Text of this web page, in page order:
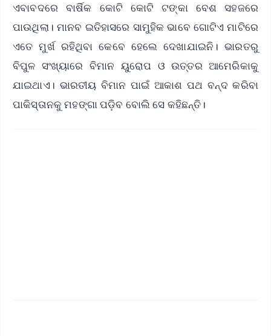
ଏବାବଦରେ ବାର୍ଷିକ କୋଟି କୋଟି ଟଙ୍କା ବେଶ ସହଜରେ
ପାଉଥିଲା। ମାନବ ଇତିହାସରେ ସାମୁହିକ ଭାବେ ଗୋଟିଏ ମାଟିରେ
ଏତେ ମୁର୍ଖ ରହିଥିବା କେବେ ହେଲେ ଦେଖାଯାଇନି। ଭାରତରୁ
ବିପୁଳ ସଂଖ୍ୟାରେ ବିମାନ ୟୁରୋପ ଓ ଉତ୍ତର ଆମେରିକାକୁ
ଯାଇଥାଏ। ଭାରତୀୟ ବିମାନ ପାଇଁ ଆକାଶ ପଥ ବନ୍ଦ କରିବା
ପାକିସ୍ତାନକୁ ମହଙ୍ଗା ପଡ଼ିବ ବୋଲି ସେ କହିଛନ୍ତି।